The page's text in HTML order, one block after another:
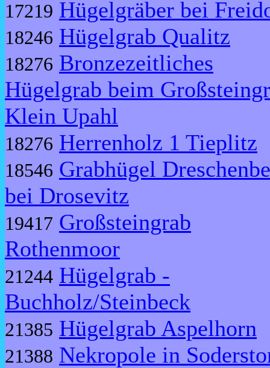
17219 Hügelgräber bei
18246 Hügelgrab Qualitz
18276 Bronzezeitliches
Hügelgrab beim
Klein Upahl
18276 Herrenholz 1 Tieplitz
18546 Grabhügel
bei Drosevitz
19417 Großsteingrab
Rothenmoor
21244 Hügelgrab -
Buchholz/Steinbeck
21385 Hügelgrab Aspelhorn
21388 Nekropole in